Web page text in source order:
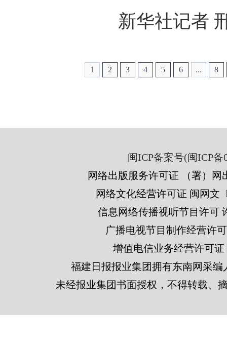
新华社记者
1 2 3 4 5 6 ... 8
闽ICP备案号(闽ICP备
网络出版服务许可证 （署）网
网络文化经营许可证 闽网文
信息网络传播视听节目许可
广播电视节目制作经营许
增值电信业务经营许可证
福建日报报业集团拥有东南网采
未经报业集团书面授权，不得转载、